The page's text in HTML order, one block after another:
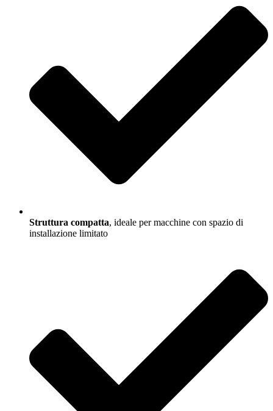
Struttura compatta, ideale per macchine con spazio di
installazione limitato